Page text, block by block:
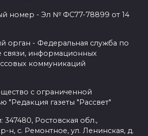
номер - Эл № ФС77-78899 от 14
орган - Федеральная служба по
связи, информационных
коммуникаций
с ограниченной
"Редакция газеты "Рассвет"
Ростовская обл.,
н, с. Ремонтное, ул. Ленинская, д.